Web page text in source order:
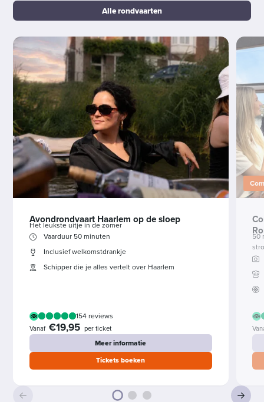
Alle rondvaarten
Avondrondvaart Haarlem op de sloep
Het leukste uitje in de zomer
Vaarduur 50 minuten
Inclusief welkomstdrankje
Schipper die je alles vertelt over Haarlem
154 reviews
Vanaf €19,95 per ticket
Meer informatie
Tickets boeken
50